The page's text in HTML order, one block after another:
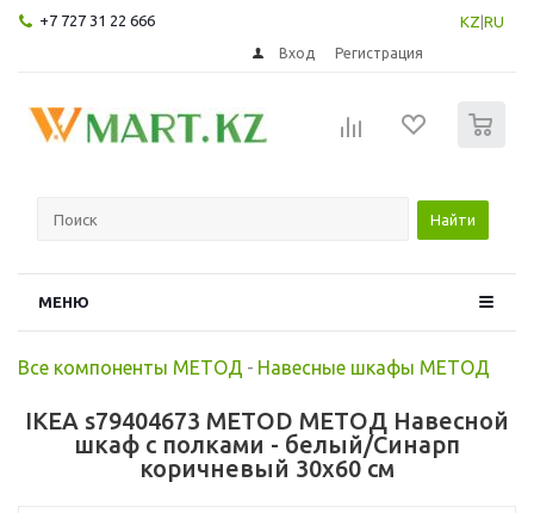
+7 727 31 22 666 KZ RU
Вход Регистрация
Найти
МЕНЮ
Все компоненты МЕТОД - Навесные шкафы МЕТОД
IKEA s79404673 METOD МЕТОД Навесной
шкаф с полками - белый/Синарп
коричневый 30x60 см